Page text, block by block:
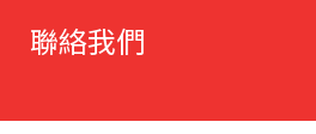
聯絡我們